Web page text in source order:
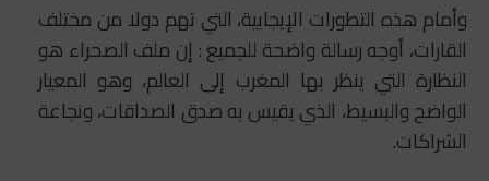
وأمام هذه التطورات الإيجابية، التي تهم دولا من مختلف
القارات، أوجه رسالة واضحة للجميع : إن ملف الصحراء هو
النظارة التي ينظر بها المغرب إلى العالم، وهو المعيار
الواضح والبسيط، الذي يقيس به صدق الصداقات، ونجاعة
الشراكات.